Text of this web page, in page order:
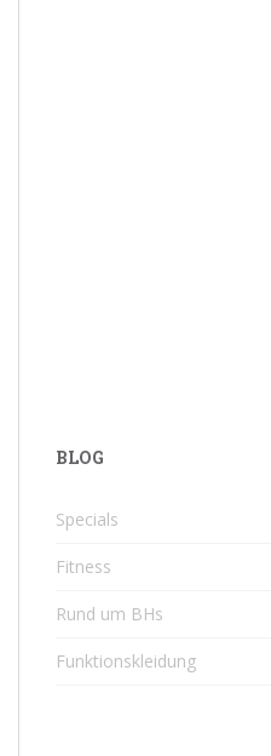
BLOG
Specials
Fitness
Rund um BHs
Funktionskleidung